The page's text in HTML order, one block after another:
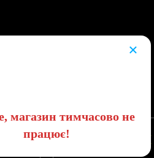
ПАРАМЕТРИ
×
магазин тимчасово не
працює!